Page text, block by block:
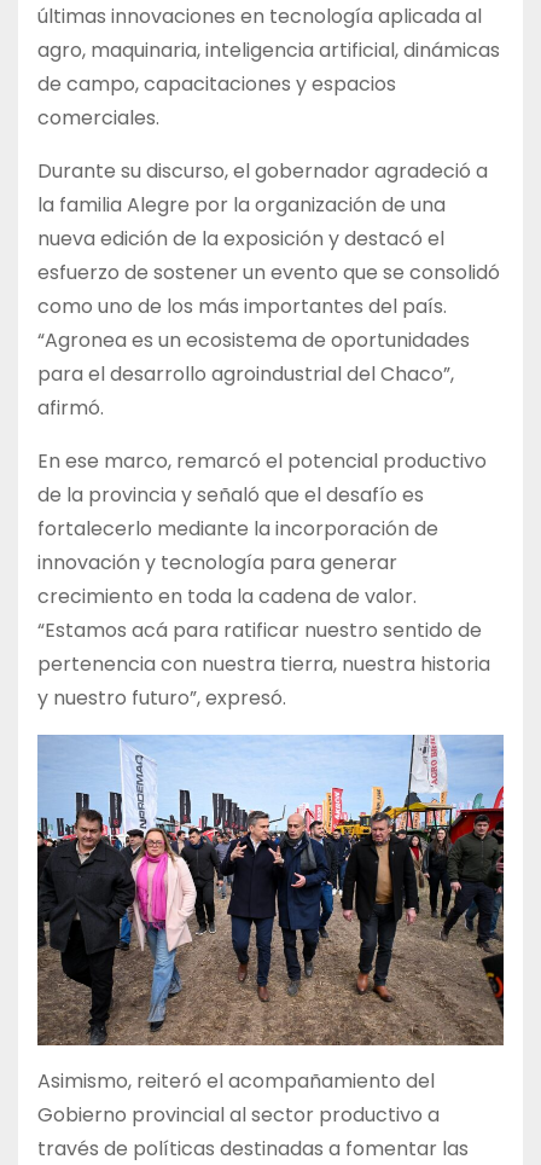
últimas innovaciones en tecnología aplicada al
agro, maquinaria, inteligencia artificial, dinámicas
de campo, capacitaciones y espacios
comerciales.
Durante su discurso, el gobernador agradeció a
la familia Alegre por la organización de una
nueva edición de la exposición y destacó el
esfuerzo de sostener un evento que se consolidó
como uno de los más importantes del país.
“Agronea es un ecosistema de oportunidades
para el desarrollo agroindustrial del Chaco”,
afirmó.
En ese marco, remarcó el potencial productivo
de la provincia y señaló que el desafío es
fortalecerlo mediante la incorporación de
innovación y tecnología para generar
crecimiento en toda la cadena de valor.
“Estamos acá para ratificar nuestro sentido de
pertenencia con nuestra tierra, nuestra historia
y nuestro futuro”, expresó.
Asimismo, reiteró el acompañamiento del
Gobierno provincial al sector productivo a
través de políticas destinadas a fomentar las